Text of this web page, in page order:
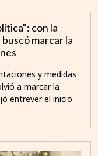
con la
marcar la
y medidas
a marcar la
entrever el inicio